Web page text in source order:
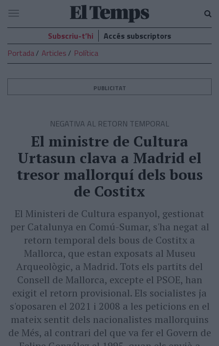
El
Temps
Navegació
Subscriu-t’hi
Accés subscriptors
Portada
Articles Política
PUBLICITAT
NEGATIVA AL RETORN TEMPORAL
El ministre de Cultura
Urtasun clava a Madrid el
tresor mallorquí dels bous
de Costitx
El Ministeri de Cultura espanyol, gestionat
per Catalunya en Comú-Sumar, s'ha negat al
retorn temporal dels bous de Costitx a
Mallorca, que estan exposats al Museu
Arqueològic, a Madrid. Tots els partits del
Consell de Mallorca, excepte el PSOE, han
exigit el retorn provisional. Els socialistes ja
s'oposaren el 2021 i 2008 a les peticions en el
mateix sentit dels nacionalistes mallorquins
de Més, al contrari del que va fer el Govern de